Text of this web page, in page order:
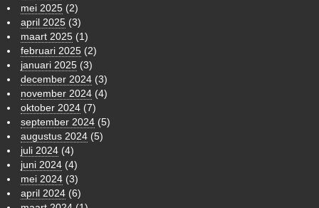
mei 2025 (2)
april 2025 (3)
maart 2025 (1)
februari 2025 (2)
januari 2025 (3)
december 2024 (3)
november 2024 (4)
oktober 2024 (7)
september 2024 (5)
augustus 2024 (5)
juli 2024 (4)
juni 2024 (4)
mei 2024 (3)
april 2024 (6)